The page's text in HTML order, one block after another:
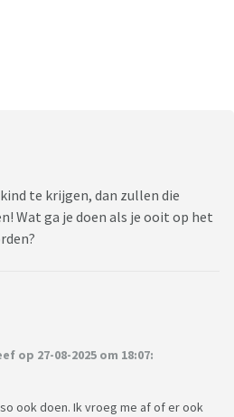
te krijgen, dan zullen die
Wat ga je doen als je ooit op het
op 27-08-2025 om 18:07:
ook doen. Ik vroeg me af of er ook